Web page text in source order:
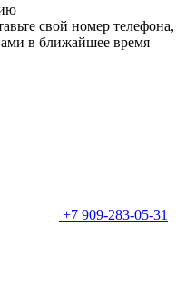
свой номер телефона,
в ближайшее время
+7 909-283-05-31